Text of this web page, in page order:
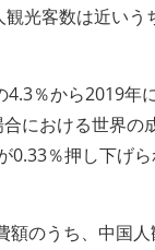
光客数は近いう
4.3％から2019年
における世界の
0.33％押し下げ
額のうち、中国